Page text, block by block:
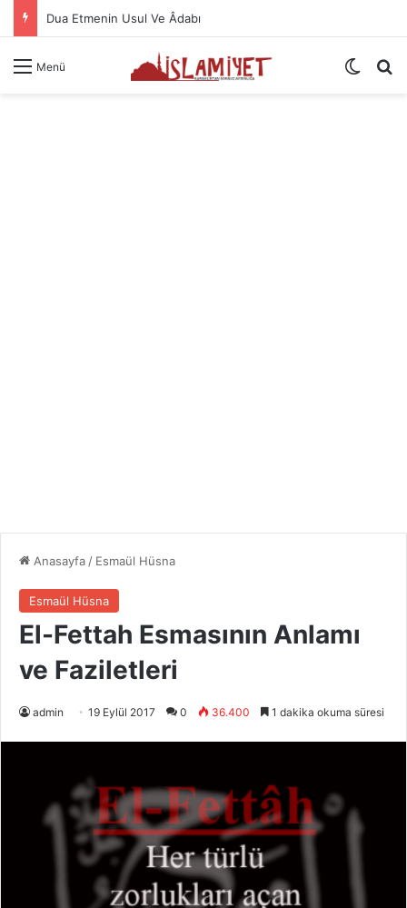
Dua Etmenin Usul Ve Âdabı
Menü Dış
Anasayfa/ Esmaül Hüsna
Esmaül Hüsna
El-Fettah Esmasının Anlamı
ve Faziletleri
admin 19 Eylül 2017 0 36.400 1 dakika okuma süresi